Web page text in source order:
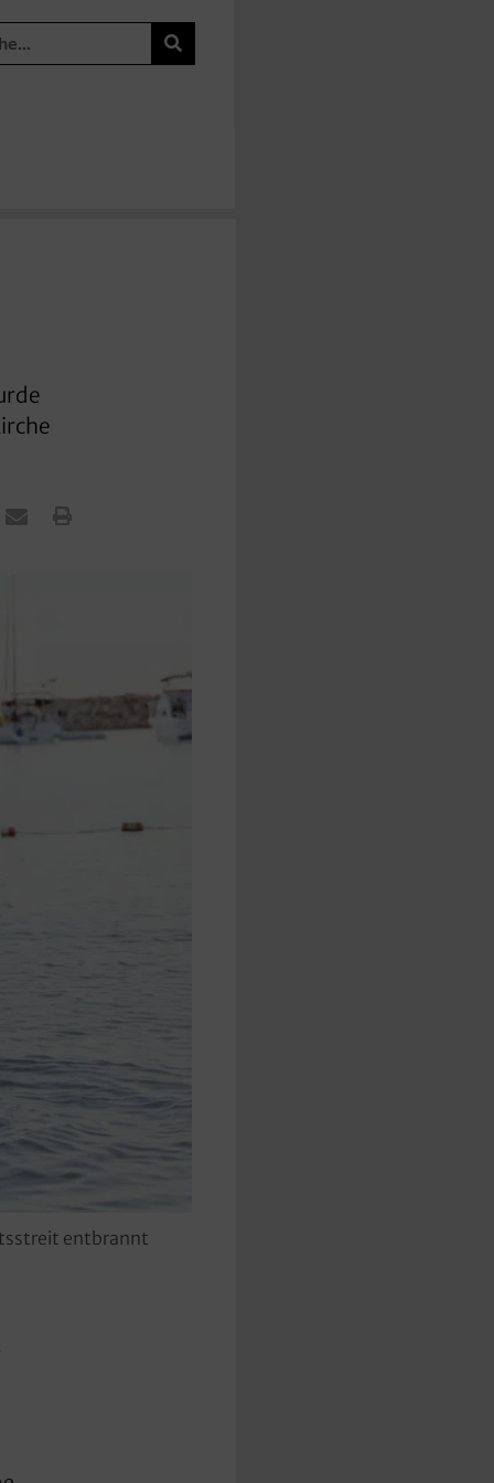
entbrannt